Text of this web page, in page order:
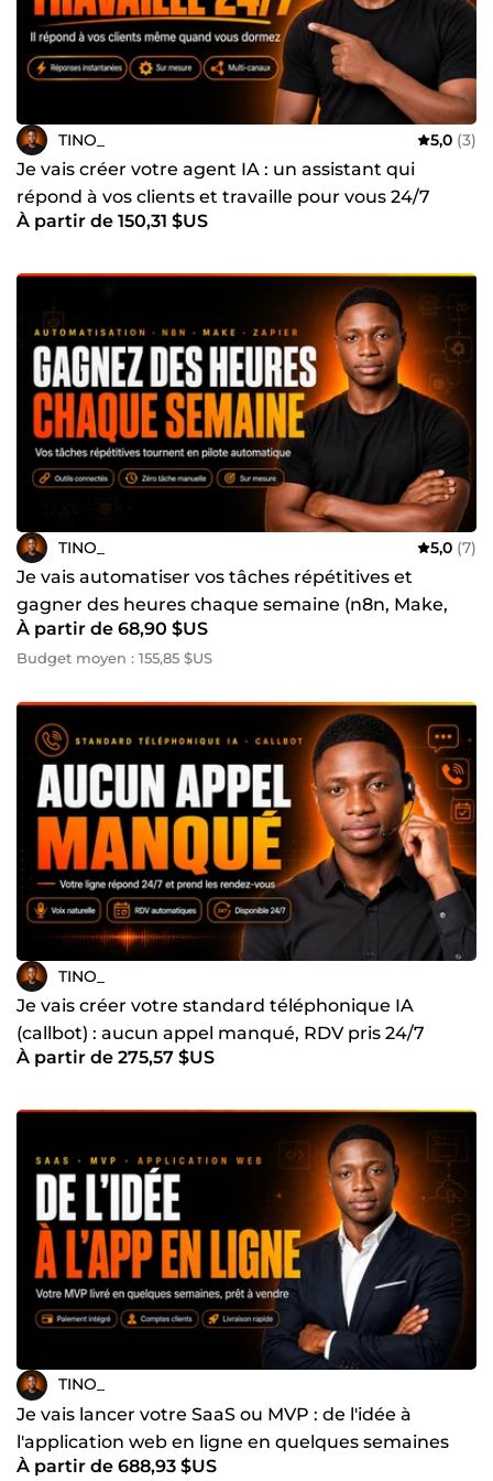
WhatsApp API, Supabase, React/Node.js
• Suivi après livraison — un système que vous ne pouvez
pas maintenir n'est pas un actif, c'est une dépendance
📞 Appel découverte gratuit de 15 minutes — écrivez-moi
ou demandez un devis gratuit
TINO_ 5,0 (3)
Je vais créer votre agent IA : un assistant qui
répond à vos clients et travaille pour vous 24/7
À partir de 150,31 $US
TINO_ 5,0 (7)
Je vais automatiser vos tâches répétitives et
gagner des heures chaque semaine (n8n, Make,
Zapier)
À partir de 68,90 $US
Budget moyen : 155,85 $US
TINO_
Je vais créer votre standard téléphonique IA
(callbot) : aucun appel manqué, RDV pris 24/7
À partir de 275,57 $US
TINO_
Je vais lancer votre SaaS ou MVP : de l'idée à
l'application web en ligne en quelques semaines
À partir de 688,93 $US